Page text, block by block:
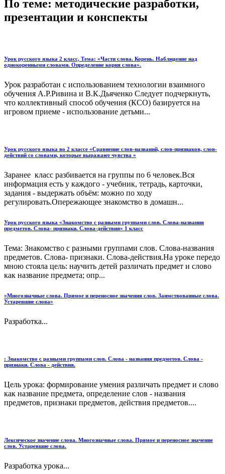
По теме: методические разработки,
презентации и конспекты
Урок русского языка 2 класс, Тема: «Части слова. Корень. Наблюдение над
однокоренными словами. Определение корня слова».
Урок разработан с использованием технологии взаимного
обучения А.Р.Ривина и В.К.Дьяченко Следует подчеркнуть,
что коллективный способ обучения (КСО) базируется на
игровом приеме - использование детьми...
Урок русского языка во 2 классе «Сравнение слов-названий, слов-признаков, слов-
действий со словами, которые выражают чувства »
Заранее класс разбивается на группы по 6 человек.Вся
информация есть у каждого - учебник, тетрадь, карточки,
задания - выдержать объём: можно по ходу
регулировать.Опережающее знакомство в домашн...
Урок русского языка «Знакомство с разными группами слов. Слова-названия
предметов. Слова- признаки. Слова-действия» 1 класс
Тема: Знакомство с разными группами слов. Слова-названия
предметов. Слова- признаки. Слова-действия.На уроке передо
мною стояла цель: научить детей различать предмет и слово
как название предмета; опр...
«Многозначные слова. Прямое и переносное значения слов. Заимствованные слова.
Устаревшие слова»
Разработка...
: Знакомство с разными группами слов. Слова - названия предметов. Слова -
признаки. Слова - действия.
Цель урока: формирование умения различать предмет и слово
как название предмета, определение слов - названия
предметов, признаки предметов, действия предметов....
Лексическое значение слова. Многозначные слова. Прямое и переносное значение
слов. Устаревшие слова.
Разработка урока...